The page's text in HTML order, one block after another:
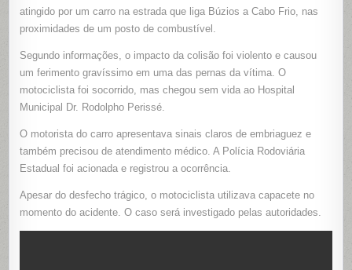
SER
ATINGIDO
ENTRE
atingido por um carro na estrada que liga Búzios a Cabo Frio, nas
proximidades de um posto de combustível.
Segundo informações, o impacto da colisão foi violento e causou
um ferimento gravíssimo em uma das pernas da vítima. O
motociclista foi socorrido, mas chegou sem vida ao Hospital
Municipal Dr. Rodolpho Perissé.
O motorista do carro apresentava sinais claros de embriaguez e
também precisou de atendimento médico. A Polícia Rodoviária
Estadual foi acionada e registrou a ocorrência.
Apesar do desfecho trágico, o motociclista utilizava capacete no
momento do acidente. O caso será investigado pelas autoridades.